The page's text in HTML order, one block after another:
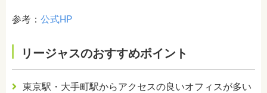
参考： 公式HP
リージャスのおすすめポイント
東京駅・大手町駅からアクセスの良いオフィスが多い